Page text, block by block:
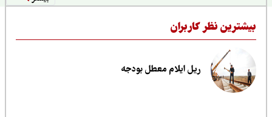
نظر کاربران
ریل ایلام معطل بودجه